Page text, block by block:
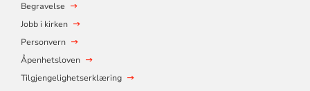
Begravelse
Jobb i kirken
Personvern
Åpenhetsloven
Tilgjengelighetserklæring